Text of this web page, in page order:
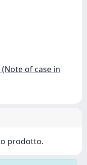
of case in
prodotto.